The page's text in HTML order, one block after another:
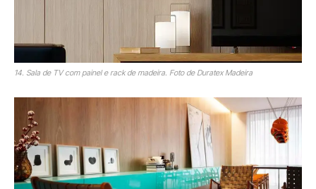
14. Sala de TV com painel e rack de madeira. Foto de Duratex Madeira